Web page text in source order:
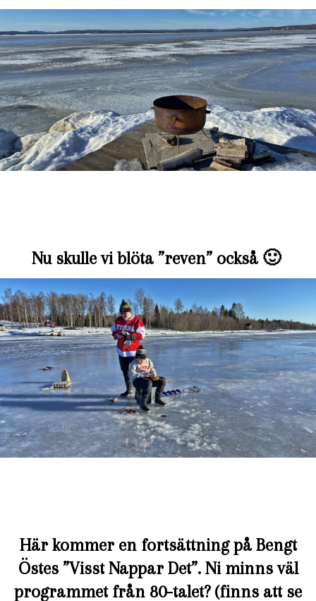
Nu skulle vi blöta ”reven” också 🙂
Här kommer en fortsättning på Bengt
Östes ”Visst Nappar Det”. Ni minns väl
programmet från 80-talet? (finns att se